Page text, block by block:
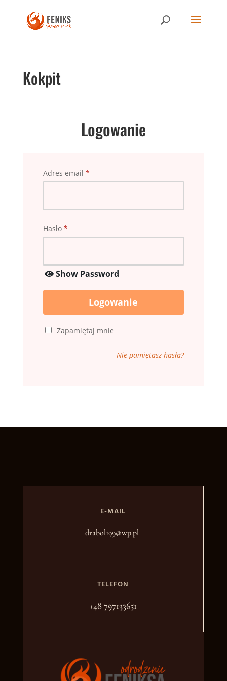
Kokpit
Logowanie
Adres email *
Hasło *
Show Password
Logowanie
Zapamiętaj mnie
Nie pamiętasz hasła?
E-MAIL
drabol199@wp.pl
TELEFON
+48 797133651